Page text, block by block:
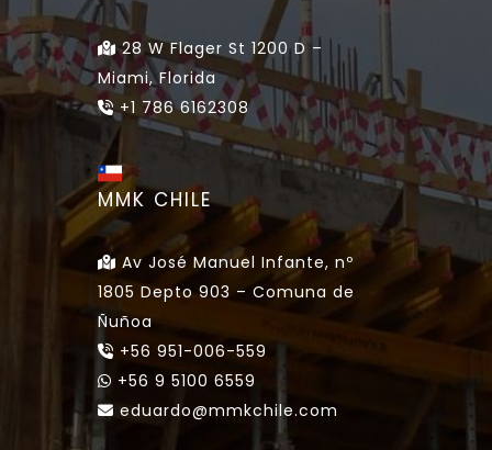
28 W Flager St 1200 D –
Miami, Florida
+1 786 6162308
MMK CHILE
Av José Manuel Infante, nº
1805 Depto 903 – Comuna de
Ñuñoa
+56 951-006-559
+56 9 5100 6559
eduardo@mmkchile.com